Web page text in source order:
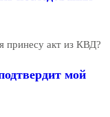
принесу акт из КВД?
мой